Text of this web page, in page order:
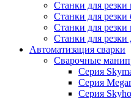
Станки для резки
Станки для резки
Станки для
Станки для резки
Автоматизация сварки
Сварочные
Серия
Серия
Серия